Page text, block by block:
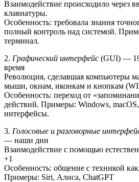
Взаимодействие происходило через
клавиатуры.
Особенность: требовала знания
полный контроль над системой.
терминал.
2. Графический интерфейс (GUI) —
время
Революция, сделавшая компьютеры
мыши, окнам, иконкам и кнопкам
Особенность: переход от
действий. Примеры: Windows,
интерфейсы.
3. Голосовые и разговорные
— наши дни
Взаимодействие с помощью
+1
Особенность: общение с техникой как
Примеры: Siri, Алиса, ChatGPT